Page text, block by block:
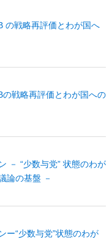
の戦略再評価とわが国へ
戦略再評価とわが国への
－ “少数与党” 状態のわが
論の基盤 －
ー“少数与党”状態のわが